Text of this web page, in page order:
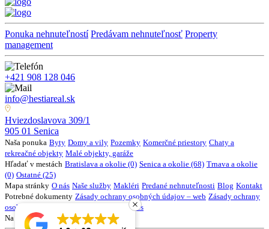
Ponuka nehnuteľností Predávam nehnuteľnosť Property
management
+421 908 128 046
info@hestiareal.sk
Hviezdoslavova 309/1
905 01 Senica
Naša ponuka Byty Domy a vily Pozemky Komerčné priestory Chaty a
rekreačné objekty Malé objekty, garáže
Hľadať v mestách Bratislava a okolie (0) Senica a okolie (68) Trnava a okolie
(0) Ostatné (25)
Mapa stránky O nás Naše služby Makléri Predané nehnuteľnosti Blog Kontakt
Potrebné dokumenty Zásady ochrany osobných údajov – web Zásady ochrany
osobných údajov - realitní klienti
Cookies
Na stiahnutie
HESTIA - EBOOK